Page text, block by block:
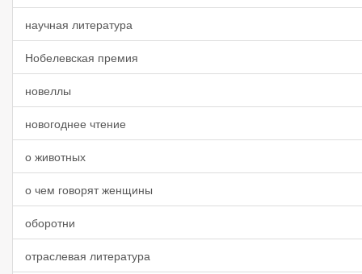
научная литература
Нобелевская премия
новеллы
новогоднее чтение
о животных
о чем говорят женщины
оборотни
отраслевая литература